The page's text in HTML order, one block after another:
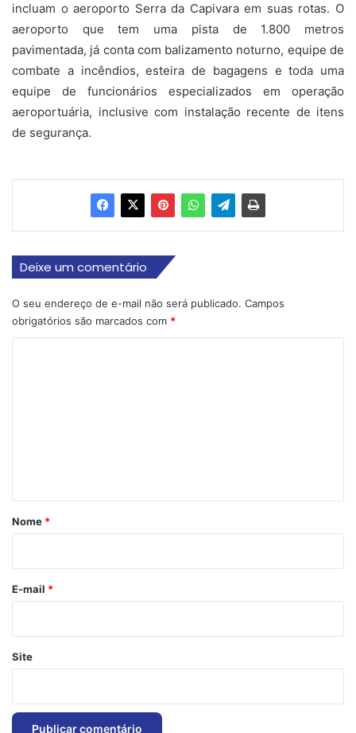
incluam o aeroporto Serra da Capivara em suas rotas. O
aeroporto que tem uma pista de 1.800 metros
pavimentada, já conta com balizamento noturno, equipe de
combate a incêndios, esteira de bagagens e toda uma
equipe de funcionários especializados em operação
aeroportuária, inclusive com instalação recente de itens
de segurança.
Deixe um comentário
O seu endereço de e-mail não será publicado. Campos
obrigatórios são marcados com *
r
*
Nome *
E-mail *
Site